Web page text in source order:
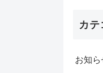
カテ
お知ら